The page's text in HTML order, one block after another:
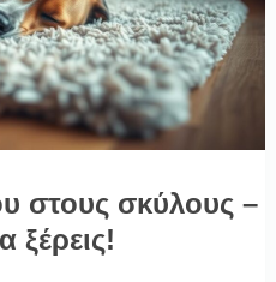
στους σκύλους –